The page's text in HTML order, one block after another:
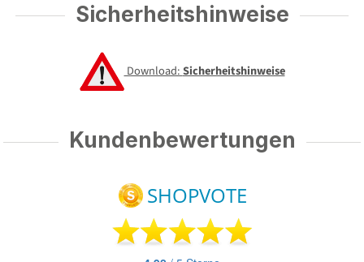
Sicherheitshinweise
Download:Sicherheitshinweise
Kundenbewertungen